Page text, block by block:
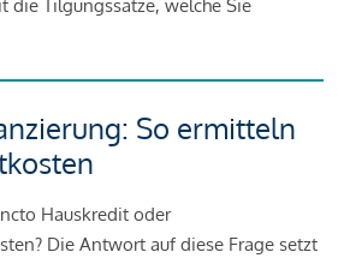
die Tilgungssätze, welche Sie
So ermitteln
Hauskredit oder
Die Antwort auf diese Frage setzt